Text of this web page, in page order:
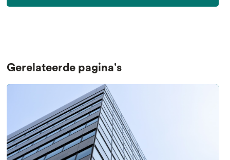
Gerelateerde pagina's